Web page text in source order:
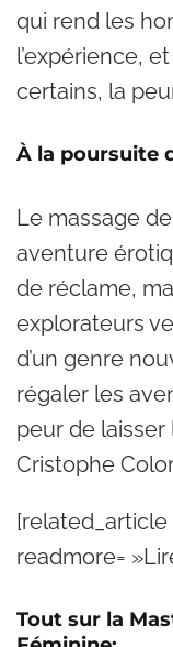
qui rend les
l’expérience,
certains, la
À la poursuite
Le massage
aventure
de réclame,
explorateurs
d’un genre
régaler les
peur de
Cristophe
[related_article
readmore=
Tout sur la